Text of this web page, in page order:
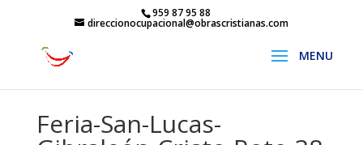
959 87 95 88
direccionocupacional@obrascristianas.com
Feria-San-Lucas-